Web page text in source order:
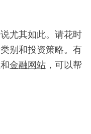
尤其如此。请花时
别和投资策略。有
金融网站 ，可以帮